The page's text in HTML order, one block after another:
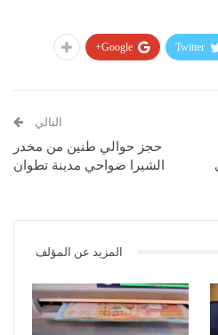
Twitter
Google+
التالي
حجز حوالي طنين من مخدر
الشيرا ضواحي مدينة تطوان
المزيد عن المؤلف